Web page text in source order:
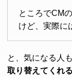
ところでCM
けど、実際に
と、気になる人
取り替えてくれ